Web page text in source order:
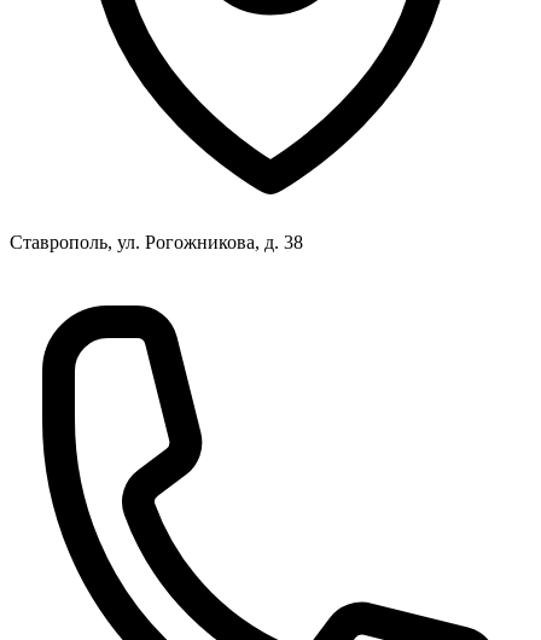
Ставрополь, ул. Рогожникова, д. 38